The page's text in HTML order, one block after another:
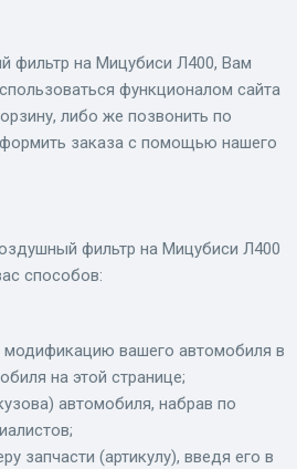
фильтр на Мицубиси Л400, Вам
функционалом сайта
либо же позвонить по
заказа с помощью нашего
фильтр на Мицубиси Л400
способов:
модификацию вашего автомобиля в
на этой странице;
автомобиля, набрав по
запчасти (артикулу), введя его в